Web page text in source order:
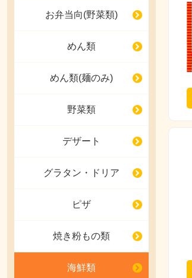
お弁当向(野菜類)
めん類
めん類(麺のみ)
野菜類
デザート
グラタン・ドリア
ピザ
焼き粉もの類
海鮮類